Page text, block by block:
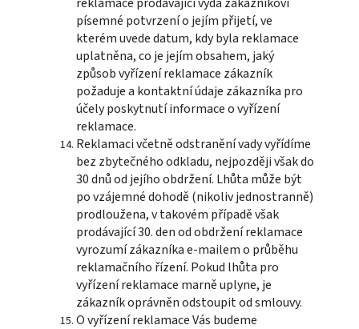
písemné potvrzení o jejím přijetí, ve
kterém uvede datum, kdy byla reklamace
uplatněna, co je jejím obsahem, jaký
způsob vyřízení reklamace zákazník
požaduje a kontaktní údaje zákazníka pro
účely poskytnutí informace o vyřízení
reklamace.
Reklamaci včetně odstranění vady vyřídíme
bez zbytečného odkladu, nejpozději však do
30 dnů od jejího obdržení. Lhůta může být
po vzájemné dohodě (nikoliv jednostranně)
prodloužena, v takovém případě však
prodávající 30. den od obdržení reklamace
vyrozumí zákazníka e-mailem o průběhu
reklamačního řízení. Pokud lhůta pro
vyřízení reklamace marně uplyne, je
zákazník oprávněn odstoupit od smlouvy.
O vyřízení reklamace Vás budeme